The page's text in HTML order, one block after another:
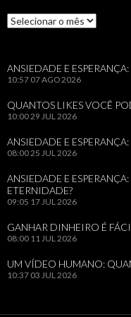
Arquivos
ANSIEDADE E
10:57 07 AGO 2026
QUANTOS LIKES VOCÊ
10:0029 JUL 2026
ANSIEDADE E
08:0025 JUL 2026
ANSIEDADE E
ETERNIDADE?
09:05 17 JUL 2026
GANHAR DINHEIRO É
08:00 11 JUL 2026
UM VÍDEO HUMANO:
10:37 03 JUL 2026